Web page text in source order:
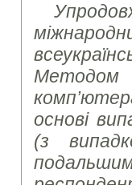
Методом
основі
(з